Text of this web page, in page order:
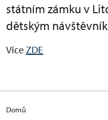
státním zámku v
dětským
VíceZDE
Domů